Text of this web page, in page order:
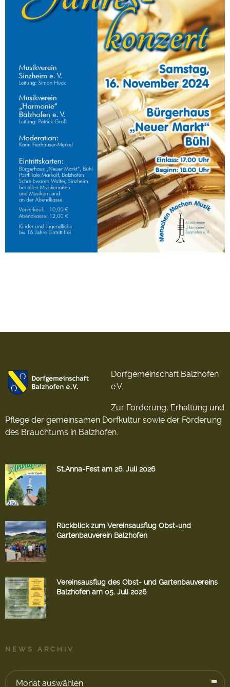
Dorfgemeinschaft Balzhofen
e.V.
Zur Förderung, Erhaltung und
Pflege der gemeinsamen Dorfkultur sowie der Förderung
des Brauchtums in Balzhofen.
St.Anna-Fest am 26. Juli 2026
Rückblick zum Vereinsausflug Obst-und
Gartenbauverein Balzhofen
Vereinsausflug des Obst- und Gartenbauvereins
Balzhofen am 05. Juli 2026
NEWS ARCHIV
Monat auswählen